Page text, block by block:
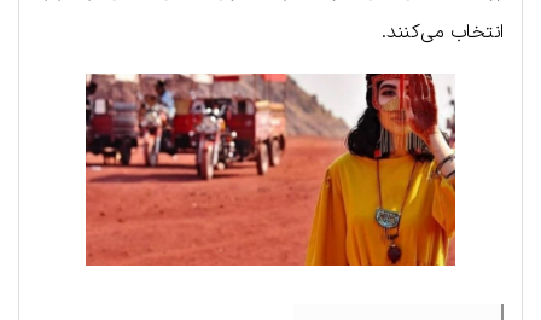
انتخاب می‌کنند.